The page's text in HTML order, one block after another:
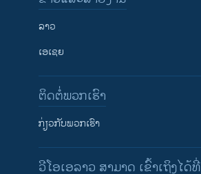
ລາວ
ເອເຊຍ
ຕິດຕໍ່ພວກເຮົາ
ກ່ຽວກັບພວກເຮົາ
ວີໂອເອລາວ ສາມາດ ເຂົ້າເຖິງໄດ້ທີ່